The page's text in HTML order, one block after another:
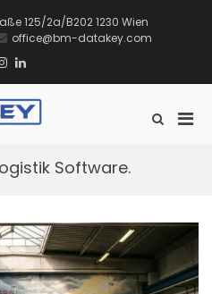
125/2a/B202 1230 Wien
office@bm-datakey.com
Instagram
Linkedin
B&M DATAKEY
Sie führen Ihr Lager. Wir
Such-
Software.